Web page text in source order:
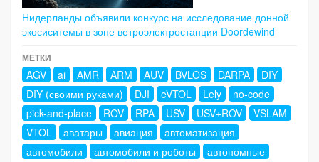
Нидерланды объявили конкурс на исследование донной
экосиситемы в зоне ветроэлектростанции Doordewind
МЕТКИ
AGV ai AMR ARM AUV BVLOS DARPA
DIY
DIY (своими руками)
DJI eVTOL Lely
no-code
pick-and-place
ROV RPA USV USV+ROV
VSLAM
VTOL
аватары авиация
автоматизация
автомобили
автомобили и роботы
автономные